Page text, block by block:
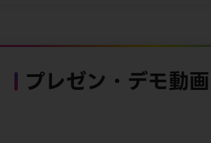
プレゼン・デモ動画